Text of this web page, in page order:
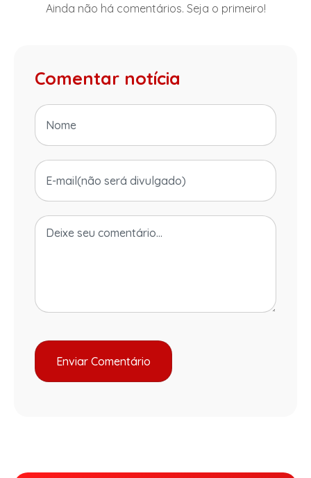
Ainda não há comentários. Seja o primeiro!
Comentar notícia